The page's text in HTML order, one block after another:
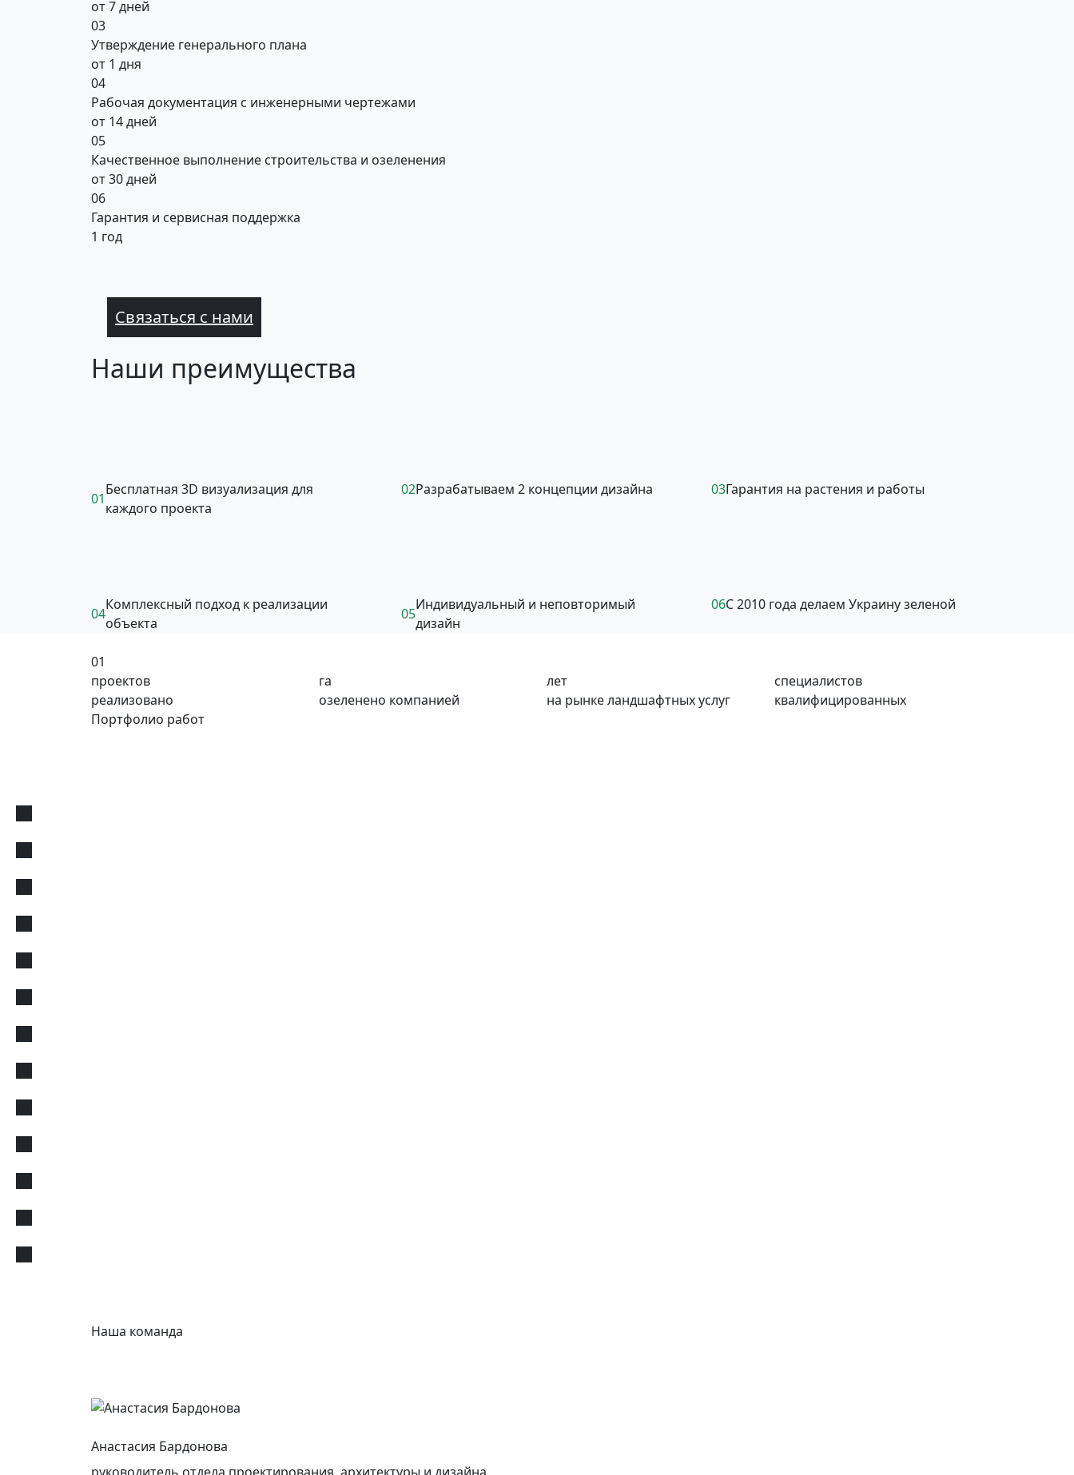
от 7 дней
03
Утверждение генерального плана
от 1 дня
04
Рабочая документация с инженерными чертежами
от 14 дней
05
Качественное выполнение строительства и озеленения
от 30 дней
06
Гарантия и сервисная поддержка
1 год
Связаться с нами
Наши преимущества
01
Бесплатная 3D визуализация для
каждого проекта
02Разрабатываем 2 концепции дизайна 03Гарантия на растения и работы
04
Комплексный подход к реализации
объекта
05
Индивидуальный и неповторимый
дизайн
06С 2010 года делаем Украину зеленой
01
проектов
реализовано
га
озеленено компанией
лет
на рынке ландшафтных услуг
специалистов
квалифицированных
Портфолио работ
Наша команда
Анастасия Бардонова